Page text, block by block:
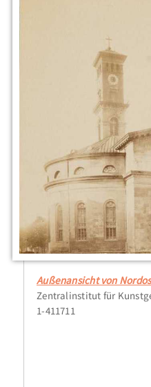
Außenansicht von
Zentralinstitut für
1-411711